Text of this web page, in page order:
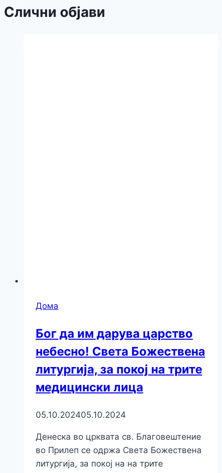
Слични објави
Дома
Бог да им дарува царство
небесно! Света Божествена
литургија, за покој на трите
медицински лица
05.10.202405.10.2024
Денеска во црквата св. Благовештение
во Прилеп се одржа Света Божествена
литургија, за покој на на трите